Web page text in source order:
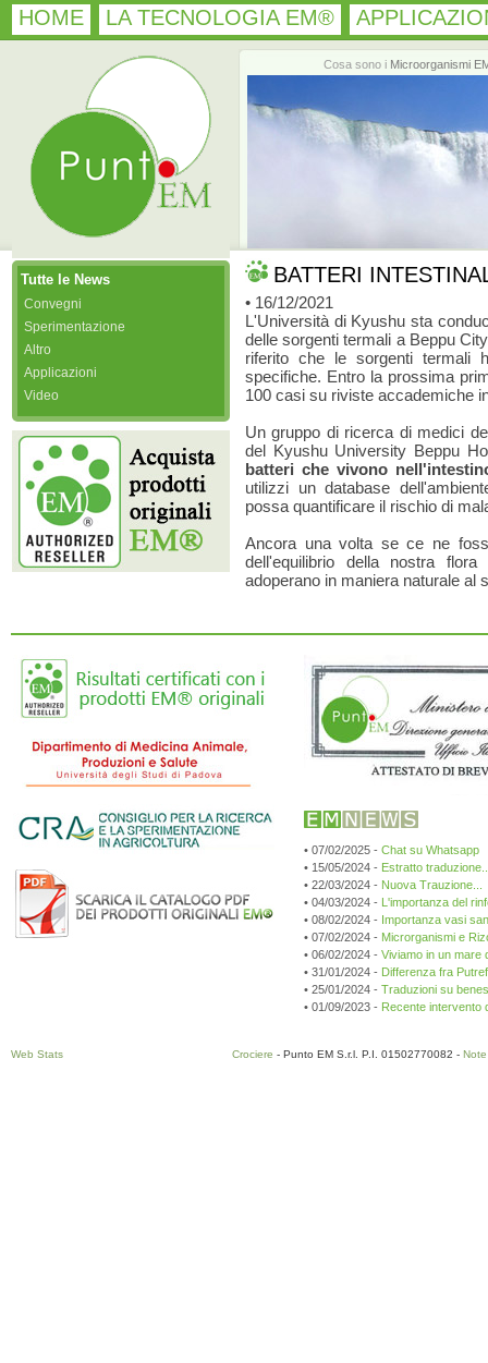
HOME LA TECNOLOGIA EM®
Tutte le News
Convegni
Sperimentazione
Altro
Applicazioni
Video
Cosa sono i Microorganismi
BATTERI
• 16/12/2021
L'Università di Kyushu sta
delle sorgenti termali a Beppu
riferito che le sorgenti termali
specifiche. Entro la prossima
100 casi su riviste accademiche
Un gruppo di ricerca di medici
del Kyushu University Beppu
batteri che vivono
utilizzi un database
possa quantificare il rischio di
Ancora una volta se ce ne
dell'equilibrio della nostra
adoperano in maniera naturale al
• 07/02/2025 - Chat su Whatsapp
• 15/05/2024 - Estratto
• 22/03/2024 - Nuova Trauzione...
• 04/03/2024 - L'importanza del
• 08/02/2024 - Importanza vasi
• 07/02/2024 - Microrganismi e
• 06/02/2024 - Viviamo in un mare
• 31/01/2024 - Differenza fra
• 25/01/2024 - Traduzioni su
• 01/09/2023 - Recente intervento
Web Stats Crociere - Punto EM S.r.l. P.I. 01502770082 -